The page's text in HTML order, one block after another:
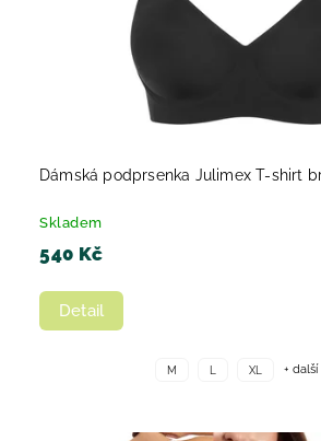
Dámská podprsenka Julimex T-shirt
Skladem
540 Kč
Detail
M L XL + další